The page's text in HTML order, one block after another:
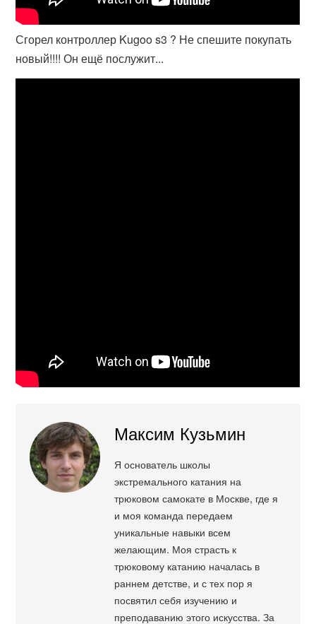
Сгорел контроллер Kugoo s3 ? Не спешите покупать
новый!!!! Он ещё послужит...
Максим Кузьмин
Я основатель школы
экстремального катания на
трюковом самокате в Москве, где я
и моя команда передаем
уникальные навыки всем
желающим. Моя страсть к
трюковому катанию началась в
раннем детстве, и с тех пор я
посвятил себя изучению и
преподаванию этого искусства. За